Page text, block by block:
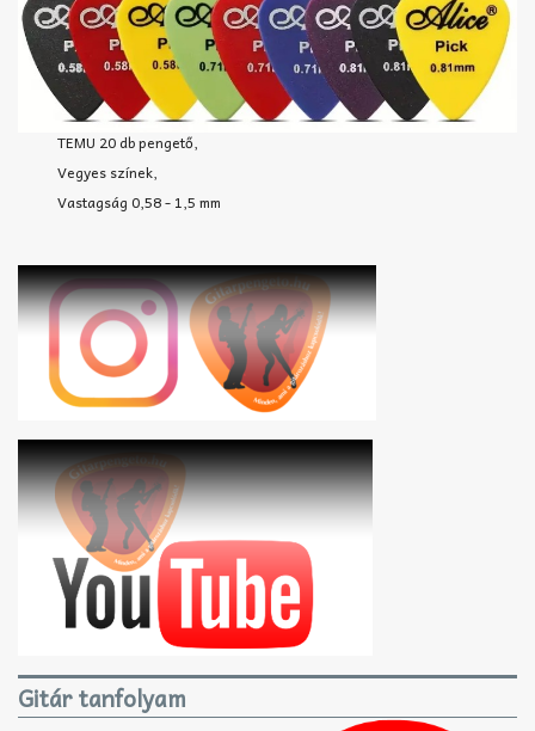
TEMU 20 db pengető,
Vegyes színek,
Vastagság 0,58 - 1,5 mm
Gitár tanfolyam